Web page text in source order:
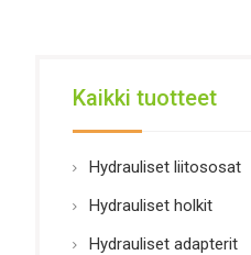
Kaikki tuotteet
Hydrauliset liitososat
Hydrauliset holkit
Hydrauliset adapterit